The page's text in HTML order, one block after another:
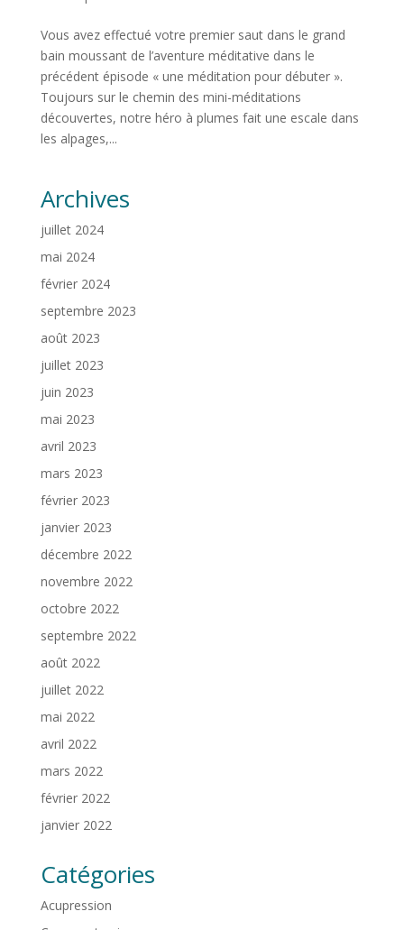
Vous avez effectué votre premier saut dans le grand
bain moussant de l’aventure méditative dans le
précédent épisode « une méditation pour débuter ».
Toujours sur le chemin des mini-méditations
découvertes, notre héro à plumes fait une escale dans
les alpages,...
Archives
juillet 2024
mai 2024
février 2024
septembre 2023
août 2023
juillet 2023
juin 2023
mai 2023
avril 2023
mars 2023
février 2023
janvier 2023
décembre 2022
novembre 2022
octobre 2022
septembre 2022
août 2022
juillet 2022
mai 2022
avril 2022
mars 2022
février 2022
janvier 2022
Catégories
Acupression